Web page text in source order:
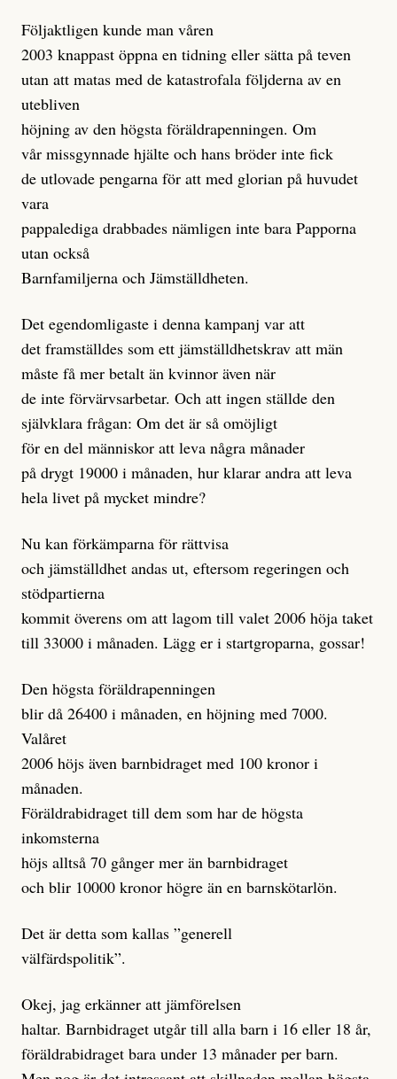
Följaktligen kunde man våren
2003 knappast öppna en tidning eller sätta på teven
utan att matas med de katastrofala följderna av en
utebliven
höjning av den högsta föräldrapenningen. Om
vår missgynnade hjälte och hans bröder inte fick
de utlovade pengarna för att med glorian på huvudet
vara
pappalediga drabbades nämligen inte bara Papporna
utan också
Barnfamiljerna och Jämställdheten.
Det egendomligaste i denna kampanj var att
det framställdes som ett jämställdhetskrav att män
måste få mer betalt än kvinnor även när
de inte förvärvsarbetar. Och att ingen ställde den
självklara frågan: Om det är så omöjligt
för en del människor att leva några månader
på drygt 19000 i månaden, hur klarar andra att leva
hela livet på mycket mindre?
Nu kan förkämparna för rättvisa
och jämställdhet andas ut, eftersom regeringen och
stödpartierna
kommit överens om att lagom till valet 2006 höja taket
till 33000 i månaden. Lägg er i startgroparna, gossar!
Den högsta föräldrapenningen
blir då 26400 i månaden, en höjning med 7000.
Valåret
2006 höjs även barnbidraget med 100 kronor i
månaden.
Föräldrabidraget till dem som har de högsta
inkomsterna
höjs alltså 70 gånger mer än barnbidraget
och blir 10000 kronor högre än en barnskötarlön.
Det är detta som kallas ”generell
välfärdspolitik”.
Okej, jag erkänner att jämförelsen
haltar. Barnbidraget utgår till alla barn i 16 eller 18 år,
föräldrabidraget bara under 13 månader per barn.